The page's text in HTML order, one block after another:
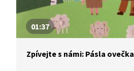
01:37
Zpívejte s námi: Pásla ovečka